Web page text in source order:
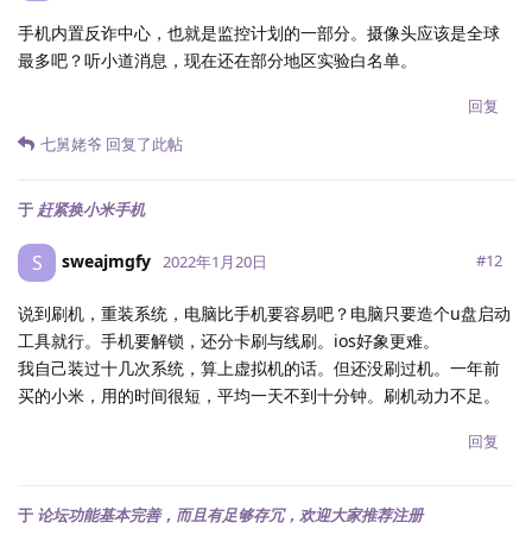
手机内置反诈中心，也就是监控计划的一部分。摄像头应该是全球
最多吧？听小道消息，现在还在部分地区实验白名单。
回复
七舅姥爷 回复了此帖
于 赶紧换小米手机
S sweajmgfy 2022年1月20日 #12
说到刷机，重装系统，电脑比手机要容易吧？电脑只要造个u盘启动
工具就行。手机要解锁，还分卡刷与线刷。ios好象更难。
我自己装过十几次系统，算上虚拟机的话。但还没刷过机。一年前
买的小米，用的时间很短，平均一天不到十分钟。刷机动力不足。
回复
于 论坛功能基本完善，而且有足够存冗，欢迎大家推荐注册